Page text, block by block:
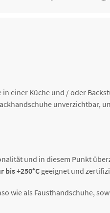
einer Küche und / oder
unverzichtbar,
und in diesem Punkt
+250°Cgeeignet und
wie als Fausthandschuhe,